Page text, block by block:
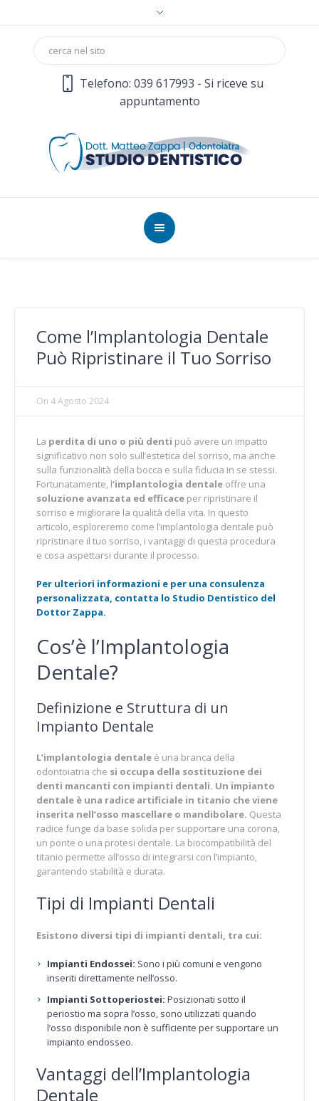
Telefono: 039 617993 - Si riceve su
appuntamento
Come l’Implantologia Dentale
Può Ripristinare il Tuo Sorriso
On 4 Agosto 2024
La perdita di uno o più denti può avere un impatto
significativo non solo sull’estetica del sorriso, ma anche
sulla funzionalità della bocca e sulla fiducia in se stessi.
Fortunatamente, l‘implantologia dentale offre una
soluzione avanzata ed efficace per ripristinare il
sorriso e migliorare la qualità della vita. In questo
articolo, esploreremo come l’implantologia dentale può
ripristinare il tuo sorriso, i vantaggi di questa procedura
e cosa aspettarsi durante il processo.
Per ulteriori informazioni e per una consulenza
personalizzata, contatta lo Studio Dentistico del
Dottor Zappa.
Cos’è l’Implantologia
Dentale?
Definizione e Struttura di un
Impianto Dentale
L’implantologia dentale è una branca della
odontoiatria che si occupa della sostituzione dei
denti mancanti con impianti dentali. Un impianto
dentale è una radice artificiale in titanio che viene
inserita nell’osso mascellare o mandibolare. Questa
radice funge da base solida per supportare una corona,
un ponte o una protesi dentale. La biocompatibilità del
titanio permette all’osso di integrarsi con l’impianto,
garantendo stabilità e durata.
Tipi di Impianti Dentali
Esistono diversi tipi di impianti dentali, tra cui:
Impianti Endossei: Sono i più comuni e vengono
inseriti direttamente nell’osso.
Impianti Sottoperiostei: Posizionati sotto il
periostio ma sopra l’osso, sono utilizzati quando
l’osso disponibile non è sufficiente per supportare un
impianto endosseo.
Vantaggi dell’Implantologia
Dentale